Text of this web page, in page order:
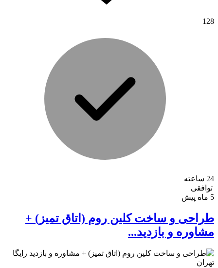
128
24 ساعته
توافقی
طراحی و ساخت کلین روم (اتاق تمیز) +
مشاوره و بازدید...
تهران